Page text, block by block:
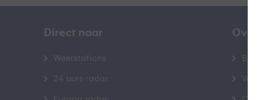
Direct naar
Weerstations
24 uurs radar
Over